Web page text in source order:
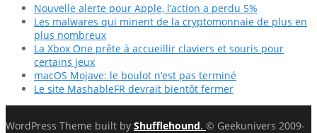
Nouvelle alerte pour Apple, l’action a perdu 5%
Les malwares qui minent de la cryptomonnaie de plus en
plus nombreux
La Xbox One prête à accueillir claviers et souris pour
certains jeux
macOS Mojave: le boulot n’est pas terminé
Le site MashableFR devrait bientôt fermer
WordPress Theme built by Shufflehound. © Geekunivers 2009-